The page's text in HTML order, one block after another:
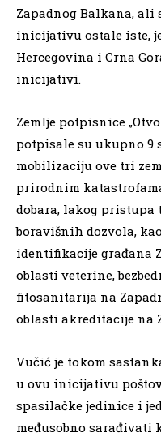
Zapadnog Balkana, ali
inicijativu ostale iste,
Hercegovina i Crna
inicijativi.
Zemlje potpisnice
potpisale su ukupno 9
mobilizaciju ove tri
prirodnim
dobara, lakog pristupa
boravišnih dozvola,
identifikacije građana
oblasti veterine,
fitosanitarija na
oblasti akreditacije na
Vučić je tokom
u ovu inicijativu
spasilačke jedinice i
međusobno sarađivati